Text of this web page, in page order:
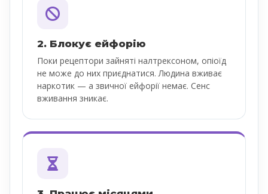
2. Блокує ейфорію
Поки рецептори зайняті налтрексоном, опіоїд
не може до них приєднатися. Людина вживає
наркотик — а звичної ейфорії немає. Сенс
вживання зникає.